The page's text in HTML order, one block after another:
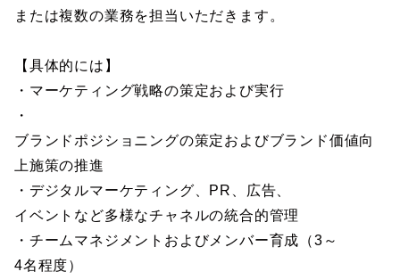
または複数の業務を担当いただきます。
【具体的には】
・マーケティング戦略の策定および実行
・
ブランドポジショニングの策定およびブランド価値向
上施策の推進
・デジタルマーケティング、PR、広告、
イベントなど多様なチャネルの統合的管理
・チームマネジメントおよびメンバー育成（3～
4名程度）